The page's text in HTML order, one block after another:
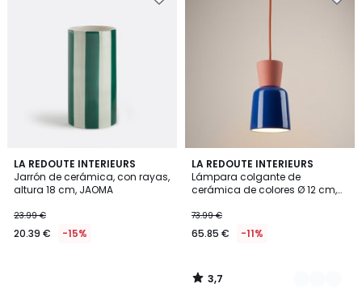
LA REDOUTE INTERIEURS
Jarrón de cerámica, con rayas,
altura 18 cm, JAOMA
23.99 €
20.39 € -15%
LA REDOUTE INTERIEURS
Lámpara colgante de
cerámica de colores Ø 12 cm,
73.99 €
65.85 € -11%
3,7
/ 5
2
Colores
3,7
/